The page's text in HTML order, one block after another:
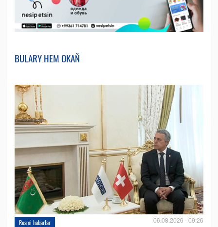
BULARY HEM OKAŇ
Resmi habarlar 06.08.2026 - 09:26